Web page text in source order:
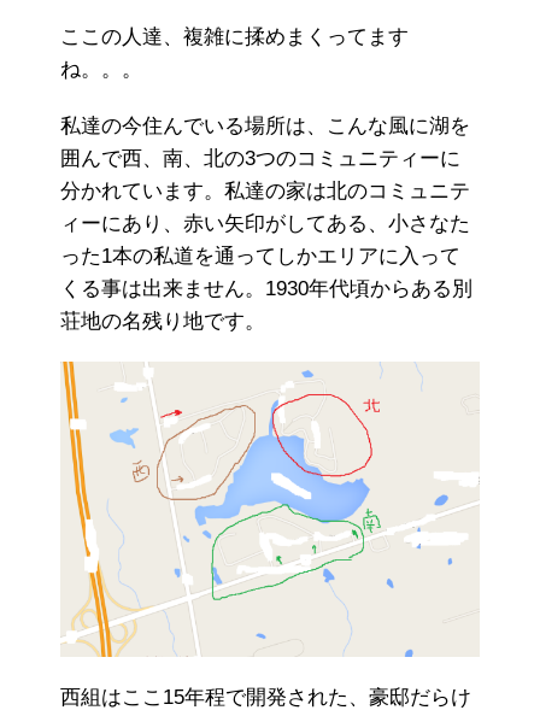
ここの人達、複雑に揉めまくってます
ね。。。
私達の今住んでいる場所は、こんな風に湖を
囲んで西、南、北の3つのコミュニティーに
分かれています。私達の家は北のコミュニテ
ィーにあり、赤い矢印がしてある、小さなた
った1本の私道を通ってしかエリアに入って
くる事は出来ません。1930年代頃からある別
荘地の名残り地です。
西組はここ15年程で開発された、豪邸だらけ